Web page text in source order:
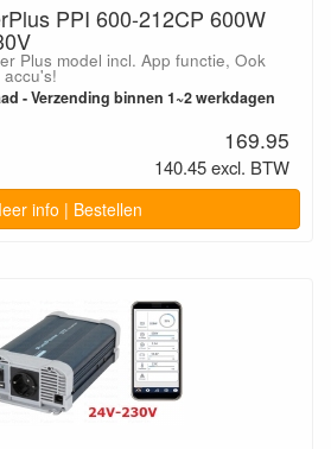
PPI 600-212CP 600W
Plus model incl. App functie, Ook
- Verzending binnen 1~2 werkdagen
169.95
140.45 excl. BTW
info | Bestellen